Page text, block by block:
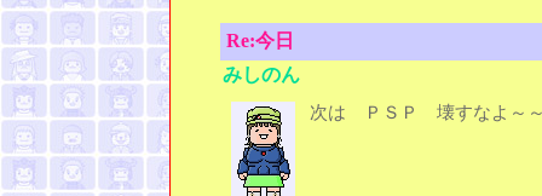
Re:今日
みしのん
次は ＰＳＰ 壊すなよ～